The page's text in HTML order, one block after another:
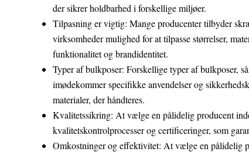
der sikrer holdbarhed i forskellige miljøer.
Tilpasning er vigtig: Mange producenter tilbyder
virksomheder mulighed for at tilpasse størrelser,
funktionalitet og brandidentitet.
Typer af bulkposer: Forskellige typer af bulkposer,
imødekommer specifikke anvendelser og
materialer, der håndteres.
Kvalitetssikring: At vælge en pålidelig producent
kvalitetskontrolprocesser og certificeringer, som
Omkostninger og effektivitet: At vælge en pålidelig